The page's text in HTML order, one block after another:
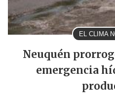
EL CLIMA
Neuquén
emergencia